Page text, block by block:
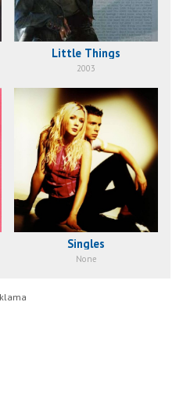
Little Things
2003
Singles
None